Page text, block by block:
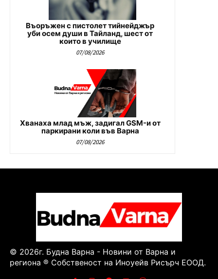
Въоръжен с пистолет тийнейджър
уби осем души в Тайланд, шест от
които в училище
07/08/2026
Хванаха млад мъж, задигал GSM-и от
паркирани коли във Варна
07/08/2026
© 2026г. Будна Варна - Новини от Варна и
региона ® Собственост на Иноуейв Рисърч ЕООД.